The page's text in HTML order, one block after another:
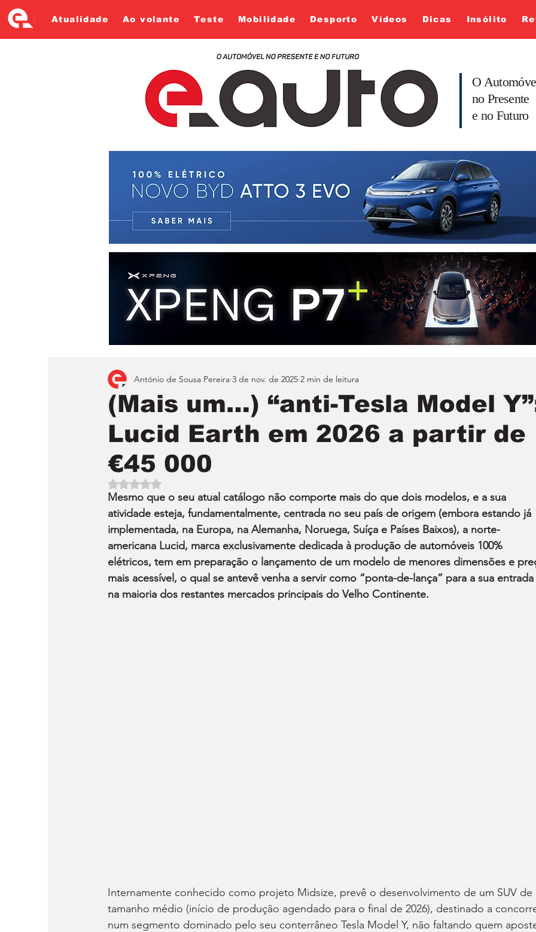
Atualidade Ao volante Teste Mobilidade Desporto Vídeos Dicas Insólito
O
no Presente
e no Futuro
(Mais um…) “anti-Tesla Model
Lucid Earth em 2026 a partir de
€45 000
António de Sousa Pereira 3 de nov. de 2025 2 min de leitura
Avaliado com NaN de 5 estrelas.
Mesmo que o seu atual catálogo não comporte mais do que dois modelos, e a sua
atividade esteja, fundamentalmente, centrada no seu país de origem (embora estando já
implementada, na Europa, na Alemanha, Noruega, Suíça e Países Baixos), a norte-
americana Lucid, marca exclusivamente dedicada à produção de automóveis 100%
elétricos, tem em preparação o lançamento de um modelo de menores dimensões e
mais acessível, o qual se antevê venha a servir como “ponta-de-lança” para a sua entrada
na maioria dos restantes mercados principais do Velho Continente.
Internamente conhecido como projeto Midsize, prevê o desenvolvimento de um SUV de
tamanho médio (início de produção agendado para o final de 2026), destinado a
num segmento dominado pelo seu conterrâneo Tesla Model Y, não faltando quem